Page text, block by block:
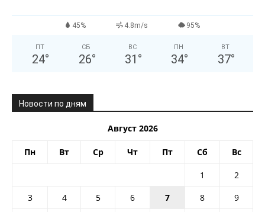
45% 4.8m/s 95%
ПТ
24°
СБ
26°
ВС
31 °
ПН
34°
ВТ
37°
Новости по дням
Август 2026
Пн Вт Ср Чт Пт Сб Вс
1
2
3
4 5 6 7 8
9